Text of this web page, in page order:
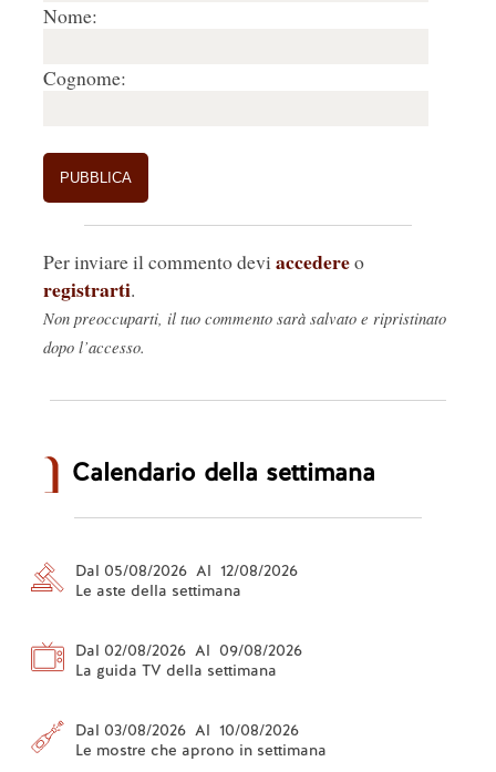
Nome:
Cognome:
Per inviare il commento devi accedereo
registrarti.
Non preoccuparti, il tuo commento sarà salvato e ripristinato
dopo l’accesso.
Calendario della settimana
Dal 05/08/2026 Al 12/08/2026
Le aste della settimana
Dal 02/08/2026 Al 09/08/2026
La guida TV della settimana
Dal 03/08/2026 Al 10/08/2026
Le mostre che aprono in settimana